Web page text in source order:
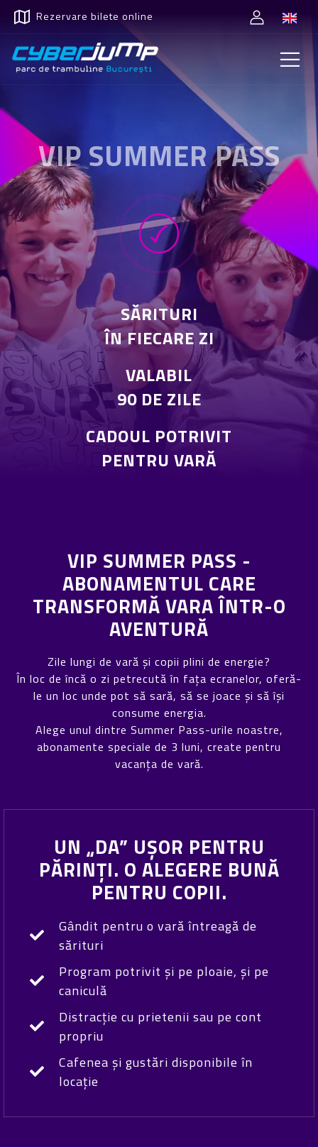
Rezervare bilete online
VIP SUMMER PASS
SĂRITURI
ÎN FIECARE ZI
VALABIL
90 DE ZILE
CADOUL POTRIVIT
PENTRU VARĂ
VIP SUMMER PASS -
ABONAMENTUL CARE
TRANSFORMĂ VARA ÎNTR-O
AVENTURĂ
Zile lungi de vară și copii plini de energie?
În loc de încă o zi petrecută în fața ecranelor, oferă-
le un loc unde pot să sară, să se joace și să își
consume energia.
Alege unul dintre Summer Pass-urile noastre,
abonamente speciale de 3 luni, create pentru
vacanța de vară.
UN „DA” UȘOR PENTRU
PĂRINȚI. O ALEGERE BUNĂ
PENTRU COPII.
Gândit pentru o vară întreagă de
sărituri
Program potrivit și pe ploaie, și pe
caniculă
Distracție cu prietenii sau pe cont
propriu
Cafenea și gustări disponibile în
locație